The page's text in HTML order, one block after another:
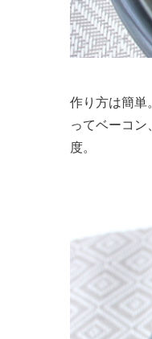
作り方は簡単
ってベーコ
度。